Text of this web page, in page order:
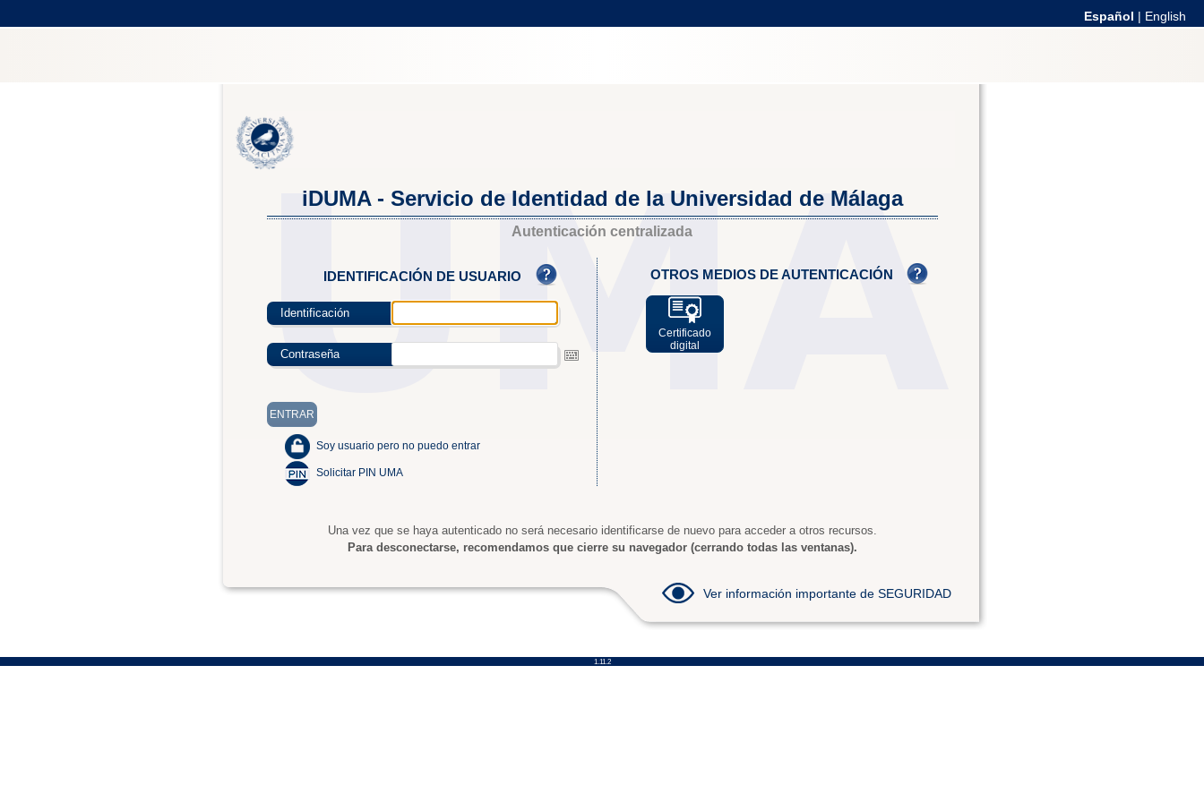
Español | English
iDUMA - Servicio de Identidad de la Universidad de Málaga
Autenticación centralizada
IDENTIFICACIÓN DE USUARIO
Identificación
Contraseña
Soy usuario pero no puedo entrar
Solicitar PIN UMA
OTROS MEDIOS DE AUTENTICACIÓN
Certificado
digital
Una vez que se haya autenticado no será necesario identificarse de nuevo para acceder a otros recursos.
Para desconectarse, recomendamos que cierre su navegador (cerrando todas las ventanas).
Ver información importante de SEGURIDAD
1.11.2